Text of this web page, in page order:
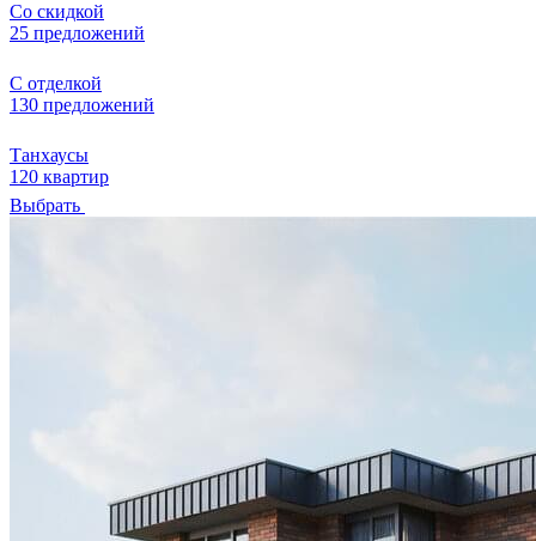
Со скидкой
25 предложений
С отделкой
130 предложений
Танхаусы
120 квартир
Выбрать